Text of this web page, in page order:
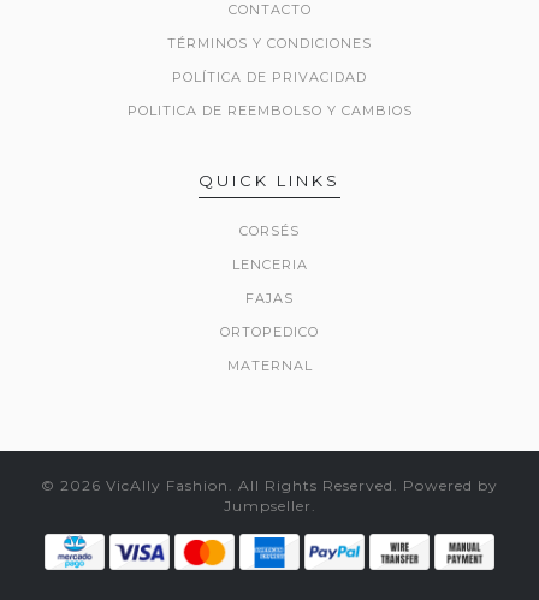
CONTACTO
TÉRMINOS Y CONDICIONES
POLÍTICA DE PRIVACIDAD
POLITICA DE REEMBOLSO Y CAMBIOS
QUICK LINKS
CORSÉS
LENCERIA
FAJAS
ORTOPEDICO
MATERNAL
© 2026 VicAlly Fashion. All Rights Reserved. Powered by
Jumpseller .